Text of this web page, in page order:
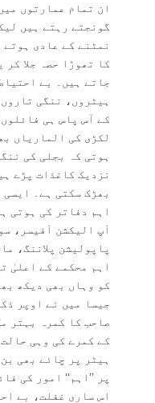
ان تمام عمارتوں
گونجتے رہتے ہیں
نمٹنے کے عادی
کا تھوڑا حصہ جلا کر
جاتے ہیں۔ بے
ہیٹروں، ننگی
کے آس پاس ہی
لکڑی کی الماریاں
ہوتی کہ بجلی کی
نزدیک کاغذات پڑے
بھڑک سکتی ہے۔
اہم دفاتر کی ہوتی
آپ الیکشن آفیسر،
پاپولیشن پلاننگ،
اہم محکمے کے اعلیٰ
کو وہاں بھی دیکھ
جیسا میں نے اوپر
صاحب کا کمرہ بہتر
کے کمرے کی وہی
ہیٹر پر چائے بھی
پر ’’اہم‘‘ امور کی
اس ساری غفلت، بے